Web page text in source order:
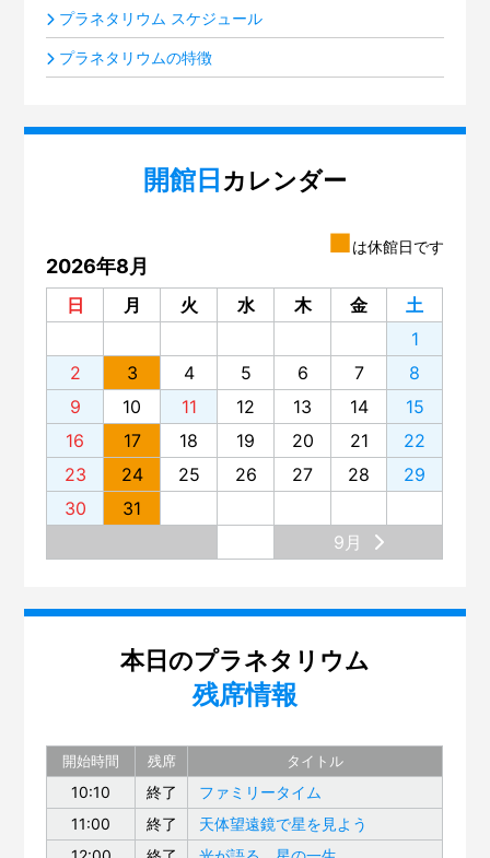
プラネタリウム スケジュール
プラネタリウムの特徴
開館日 カレンダー
■は休館日です
2026年8月
日 月 火 水 木 金
土
1
2
3 4 5 6 7
8
9
10 11 12 13 14
15
16
17 18 19 20 21
22
23
24 25 26 27 28
29
30
31
9月
本日のプラネタリウム
残席情報
開始時間 残席 タイトル
10:10 終了
ファミリータイム
11:00
終了
天体望遠鏡で星を見よう